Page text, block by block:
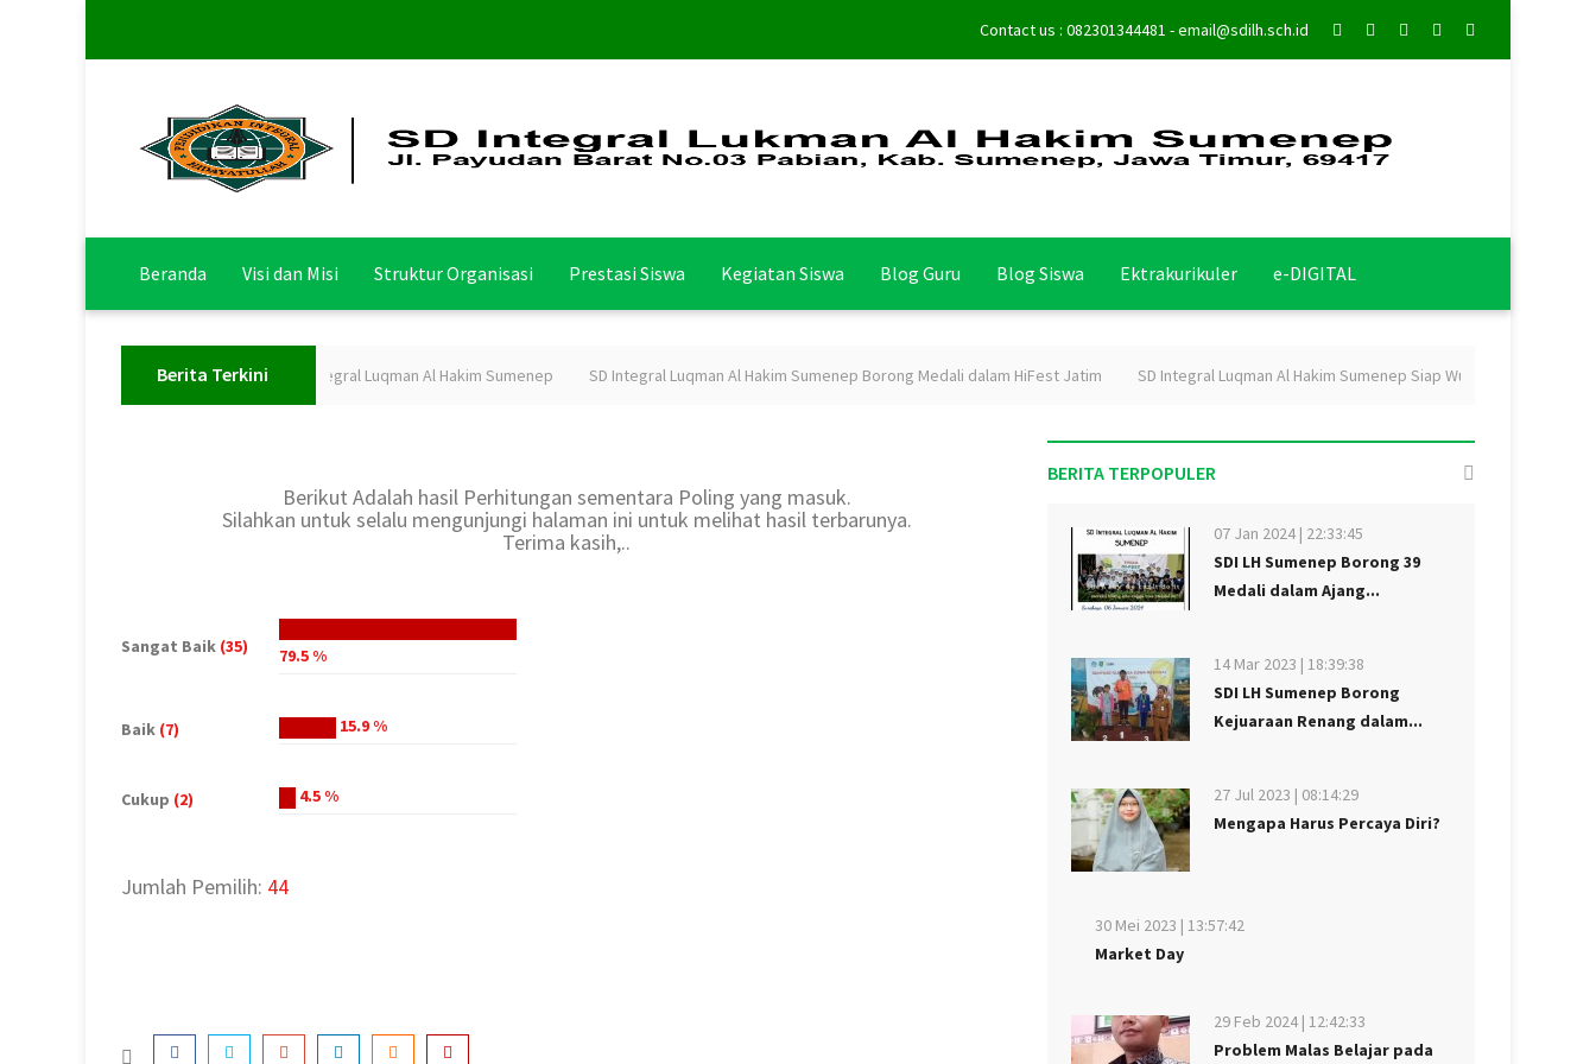
Contact us : 082301344481 - email@sdilh.sch.id
Beranda Visi dan Misi Struktur Organisasi Prestasi Siswa Kegiatan Siswa Blog Guru Blog Siswa Ektrakurikuler e-DIGITAL
Berita Terkini
Upacara Pembukaan Perjusa 1 SD Integral Luqman Al Hakim Sumenep SD Integral Luqman Al Hakim Sumenep Borong Medali dalam HiFest Jatim SD Integral Luqman Al Hakim Sumenep Siap Wujudkan School
Berikut Adalah hasil Perhitungan sementara Poling yang masuk.
Silahkan untuk selalu mengunjungi halaman ini untuk melihat hasil terbarunya.
Terima kasih,..
Sangat Baik (35) 79.5 %
Baik (7) 15.9 %
Cukup (2) 4.5 %
Jumlah Pemilih: 44
BERITA TERPOPULER
07 Jan 2024 | 22:33:45
SDI LH Sumenep Borong 39
Medali dalam Ajang...
14 Mar 2023 | 18:39:38
SDI LH Sumenep Borong
Kejuaraan Renang dalam...
27 Jul 2023 | 08:14:29
Mengapa Harus Percaya Diri?
30 Mei 2023 | 13:57:42
Market Day
29 Feb 2024 | 12:42:33
Problem Malas Belajar pada